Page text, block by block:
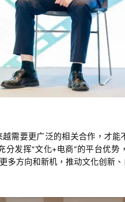
要更广泛的相关合作，才能
发挥“文化+电商”的平台优势
多方向和新机，推动文化创新、